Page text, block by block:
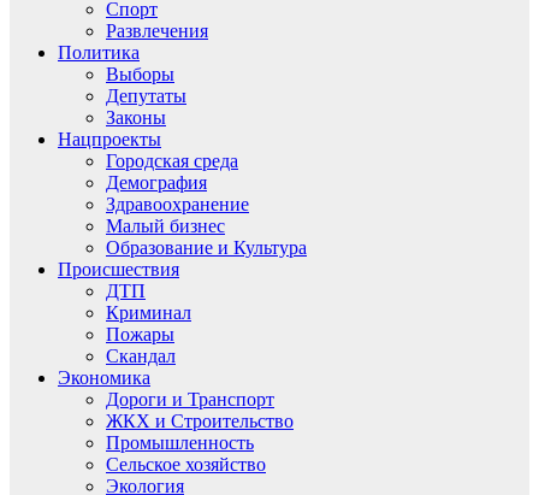
Спорт
Развлечения
Политика
Выборы
Депутаты
Законы
Нацпроекты
Городская среда
Демография
Здравоохранение
Малый бизнес
Образование и Культура
Происшествия
ДТП
Криминал
Пожары
Скандал
Экономика
Дороги и Транспорт
ЖКХ и Строительство
Промышленность
Сельское хозяйство
Экология